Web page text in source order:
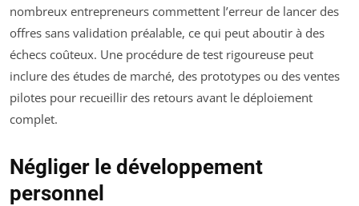
nombreux entrepreneurs commettent l’erreur de lancer des
offres sans validation préalable, ce qui peut aboutir à des
échecs coûteux. Une procédure de test rigoureuse peut
inclure des études de marché, des prototypes ou des ventes
pilotes pour recueillir des retours avant le déploiement
complet.
Négliger le développement
personnel